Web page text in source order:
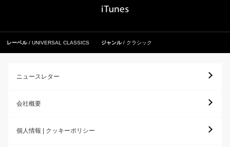
レーベル UNIVERSAL CLASSICS ジャンル クラシック
ニュースレター
会社概要
個人情報 | クッキーポリシー